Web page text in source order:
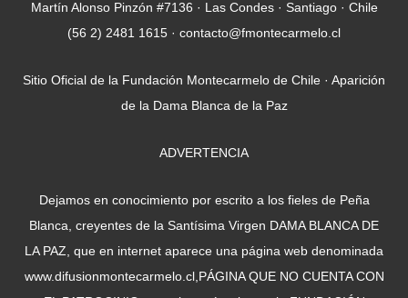
Martín Alonso Pinzón #7136 · Las Condes · Santiago · Chile
(56 2) 2481 1615 · contacto@fmontecarmelo.cl
Sitio Oficial de la Fundación Montecarmelo de Chile · Aparición
de la Dama Blanca de la Paz
ADVERTENCIA
Dejamos en conocimiento por escrito a los fieles de Peña
Blanca, creyentes de la Santísima Virgen DAMA BLANCA DE
LA PAZ, que en internet aparece una página web denominada
www.difusionmontecarmelo.cl,PÁGINA QUE NO CUENTA CON